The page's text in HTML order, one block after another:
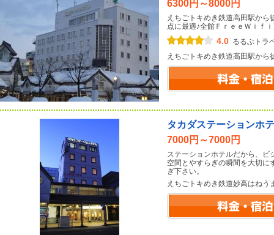
6300円～8000円
えちごトキめき鉄道高田駅か
点に最適♪全館ＦｒｅｅＷｉｆ
4.0 るるぶトラ
えちごトキめき鉄道高田駅から
タカダステーションホ
7000円～7000円
ステーションホテルだから、ビ
空間とやすらぎの瞬間を大切に
ぎ下さい。
えちごトキめき鉄道妙高はね